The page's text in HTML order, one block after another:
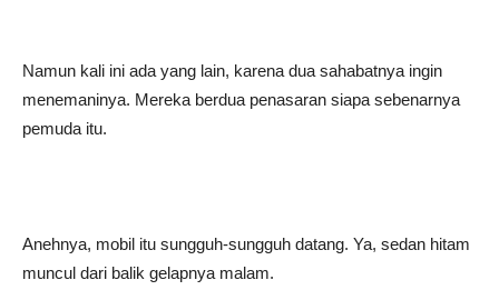
Namun kali ini ada yang lain, karena dua sahabatnya ingin
menemaninya. Mereka berdua penasaran siapa sebenarnya
pemuda itu.
Anehnya, mobil itu sungguh-sungguh datang. Ya, sedan hitam
muncul dari balik gelapnya malam.